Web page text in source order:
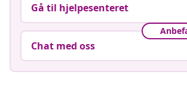
Gå til hjelpesenteret
Chat med oss